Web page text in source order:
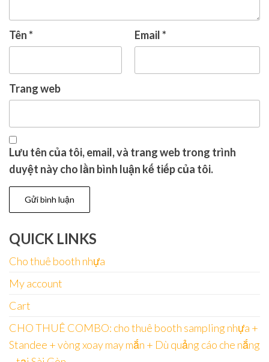
Tên* Email*
Trang web
Lưu tên của tôi, email, và trang web trong trình
duyệt này cho lần bình luận kế tiếp của tôi.
QUICK LINKS
Cho thuê booth nhựa
My account
Cart
CHO THUÊ COMBO: cho thuê booth sampling nhựa +
Standee + vòng xoay may mắn + Dù quảng cáo che nắng